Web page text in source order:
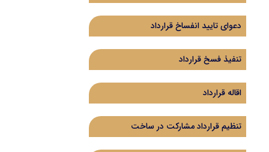
دعوای تایید انفساخ قرارداد
تنفیذ فسخ قرارداد
اقاله قرارداد
تنظیم قرارداد مشارکت در ساخت